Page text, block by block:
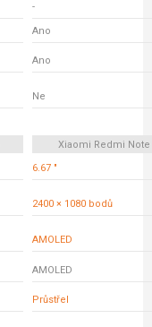
-
Ano
Ano
Ne
Xiaomi Redmi Note
6.67 "
2400 × 1080 bodů
AMOLED
AMOLED
Průstřel